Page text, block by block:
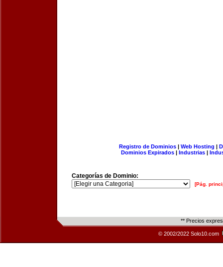
Registro de Dominios| Web Hosting |
Dominios Expirados | Industrias |
Categorías de Dominio:
[Pág.
** Precios
© 2002/2022 Solo10.com